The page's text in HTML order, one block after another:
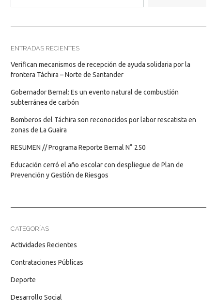
ENTRADAS RECIENTES
Verifican mecanismos de recepción de ayuda solidaria por la
frontera Táchira – Norte de Santander
Gobernador Bernal: Es un evento natural de combustión
subterránea de carbón
Bomberos del Táchira son reconocidos por labor rescatista en
zonas de La Guaira
RESUMEN // Programa Reporte Bernal N° 250
Educación cerró el año escolar con despliegue de Plan de
Prevención y Gestión de Riesgos
CATEGORÍAS
Actividades Recientes
Contrataciones Públicas
Deporte
Desarrollo Social